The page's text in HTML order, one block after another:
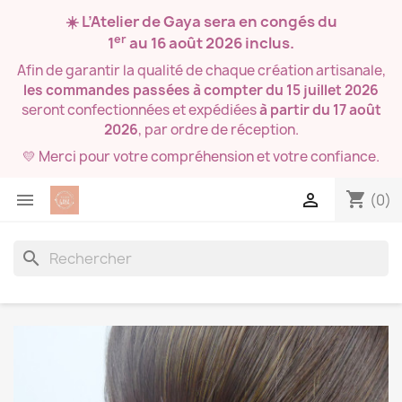
☀️ L’Atelier de Gaya sera en congés du
1erau 16 août 2026inclus.
Afin de garantir la qualité de chaque création artisanale,
les commandes passées à compter du 15 juillet 2026
seront confectionnées et expédiéesà partir du 17 août
2026, par ordre de réception.
💛 Merci pour votre compréhension et votre confiance.
 shopping_cart (0)

search